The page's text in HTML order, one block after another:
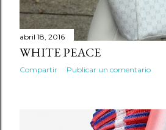
abril 18, 2016
WHITE PEACE
Compartir Publicar un comentario